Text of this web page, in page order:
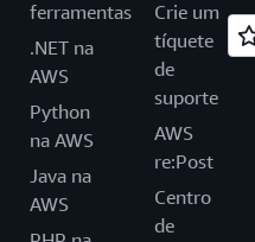
ferramentas
.NET na
AWS
Python
na AWS
Java na
AWS
Crie um
tíquete
de
suporte
AWS
re:Post
Centro
de